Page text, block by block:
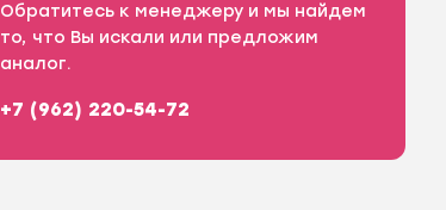
Обратитесь к менеджеру и мы найдем
то, что Вы искали или предложим
аналог.
+7 (962) 220-54-72